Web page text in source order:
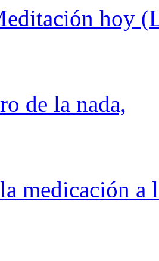
hoy
de la nada,
medicación a